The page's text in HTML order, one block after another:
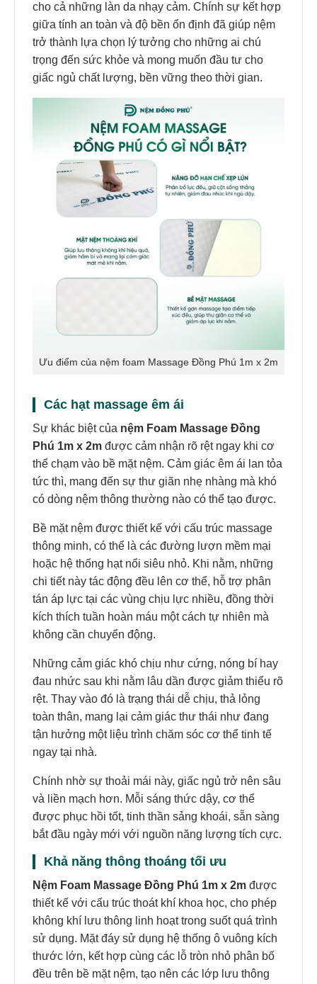
cho cả những làn da nhạy cảm. Chính sự kết hợp
giữa tính an toàn và độ bền ổn định đã giúp nệm
trở thành lựa chọn lý tưởng cho những ai chú
trọng đến sức khỏe và mong muốn đầu tư cho
giấc ngủ chất lượng, bền vững theo thời gian.
Ưu điểm của nệm foam Massage Đồng Phú 1m x 2m
Các hạt massage êm ái
Sự khác biệt của nệm Foam Massage Đồng
Phú 1m x 2m được cảm nhận rõ rệt ngay khi cơ
thể chạm vào bề mặt nệm. Cảm giác êm ái lan tỏa
tức thì, mang đến sự thư giãn nhẹ nhàng mà khó
có dòng nệm thông thường nào có thể tạo được.
Bề mặt nệm được thiết kế với cấu trúc massage
thông minh, có thể là các đường lượn mềm mại
hoặc hệ thống hạt nổi siêu nhỏ. Khi nằm, những
chi tiết này tác động đều lên cơ thể, hỗ trợ phân
tán áp lực tại các vùng chịu lực nhiều, đồng thời
kích thích tuần hoàn máu một cách tự nhiên mà
không cần chuyển động.
Những cảm giác khó chịu như cứng, nóng bí hay
đau nhức sau khi nằm lâu dần được giảm thiểu rõ
rệt. Thay vào đó là trạng thái dễ chịu, thả lỏng
toàn thân, mang lại cảm giác thư thái như đang
tận hưởng một liệu trình chăm sóc cơ thể tinh tế
ngay tại nhà.
Chính nhờ sự thoải mái này, giấc ngủ trở nên sâu
và liền mạch hơn. Mỗi sáng thức dậy, cơ thể
được phục hồi tốt, tinh thần sảng khoái, sẵn sàng
bắt đầu ngày mới với nguồn năng lượng tích cực.
Khả năng thông thoáng tối ưu
Nệm Foam Massage Đồng Phú 1m x 2m được
thiết kế với cấu trúc thoát khí khoa học, cho phép
không khí lưu thông linh hoạt trong suốt quá trình
sử dụng. Mặt đáy sử dụng hệ thống ô vuông kích
thước lớn, kết hợp cùng các lỗ tròn nhỏ phân bố
đều trên bề mặt nệm, tạo nên các lớp lưu thông